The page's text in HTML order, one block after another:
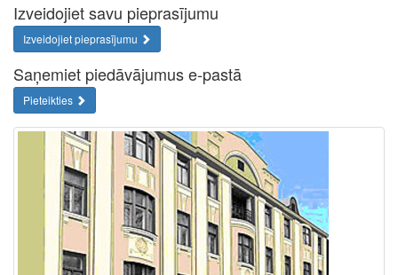
Izveidojiet savu pieprasījumu
Izveidojiet pieprasījumu
Saņemiet piedāvājumus e-pastā
Pieteikties